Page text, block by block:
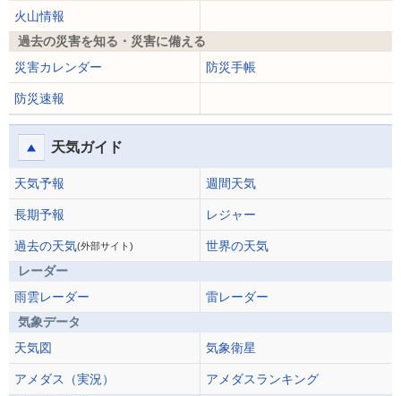
火山情報
過去の災害を知る・災害に備える
災害カレンダー
防災手帳
防災速報
天気ガイド
天気予報 週間天気
長期予報 レジャー
過去の天気(外部サイト)
世界の天気
レーダー
雨雲レーダー
雷レーダー
気象データ
天気図
気象衛星
アメダス（実況）
アメダスランキング